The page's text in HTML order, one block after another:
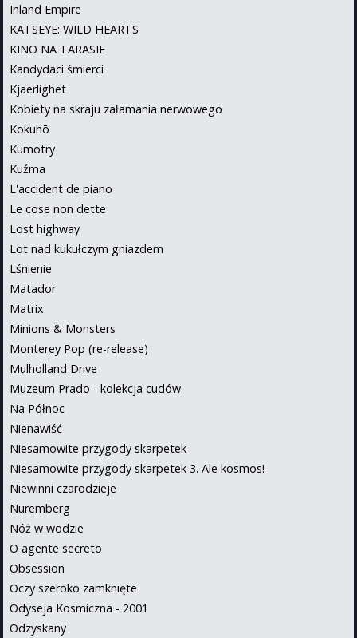
Inland Empire
KATSEYE: WILD HEARTS
KINO NA TARASIE
Kandydaci śmierci
Kjaerlighet
Kobiety na skraju załamania nerwowego
Kokuhō
Kumotry
Kuźma
L'accident de piano
Le cose non dette
Lost highway
Lot nad kukułczym gniazdem
Lśnienie
Matador
Matrix
Minions & Monsters
Monterey Pop (re-release)
Mulholland Drive
Muzeum Prado - kolekcja cudów
Na Północ
Nienawiść
Niesamowite przygody skarpetek
Niesamowite przygody skarpetek 3. Ale kosmos!
Niewinni czarodzieje
Nuremberg
Nóż w wodzie
O agente secreto
Obsession
Oczy szeroko zamknięte
Odyseja Kosmiczna - 2001
Odzyskany